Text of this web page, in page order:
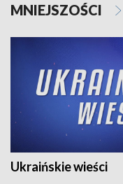
MNIEJSZOŚCI
Ukraińskie wieści